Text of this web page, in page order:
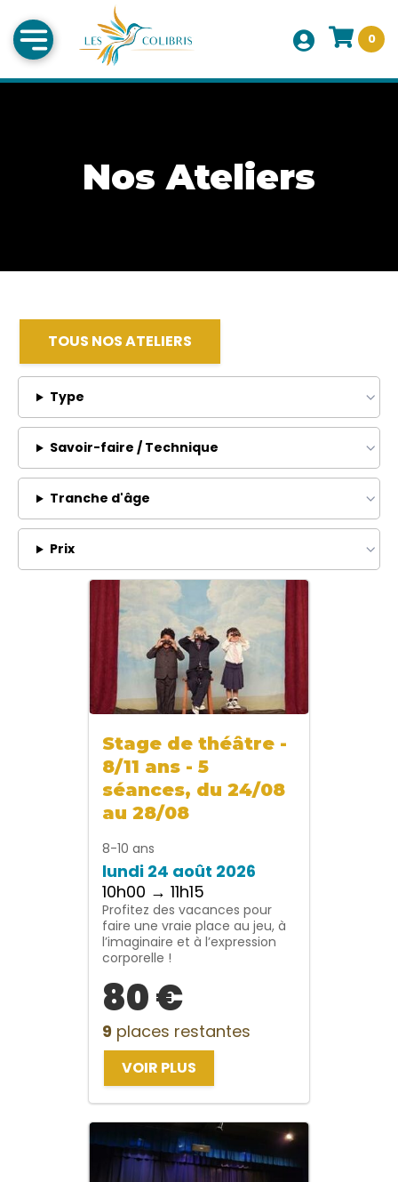
0
Nos Ateliers
TOUS NOS ATELIERS
Type
Savoir-faire / Technique
Tranche d'âge
Prix
Stage de théâtre -
8/11 ans - 5
séances, du 24/08
au 28/08
8-10 ans
lundi 24 août 2026
10h00 → 11h15
Profitez des vacances pour
faire une vraie place au jeu, à
l’imaginaire et à l’expression
corporelle !
80 €
9 places restantes
VOIR PLUS